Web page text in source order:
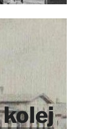
kolej